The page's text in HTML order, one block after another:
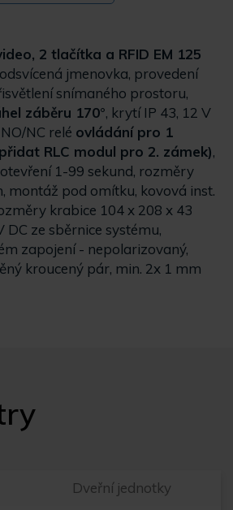
2 tlačítka a RFID EM 125
jmenovka, provedení
snímaného prostoru,
záběru 170°, krytí IP 43, 12 V
NC relé ovládání pro 1
RLC modul pro 2. zámek),
1-99 sekund, rozměry
montáž pod omítku, kovová inst.
krabice 104 x 208 x 43
DC ze sběrnice systému,
zapojení - nepolarizovaný,
kroucený pár, min. 2x 1 mm
Dveřní jednotky